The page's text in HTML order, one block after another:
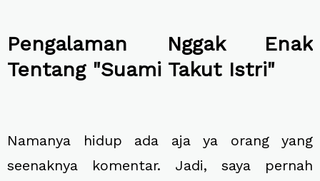
Pengalaman Nggak Enak
Tentang "Suami Takut Istri"
Namanya hidup ada aja ya orang yang
seenaknya komentar. Jadi, saya pernah